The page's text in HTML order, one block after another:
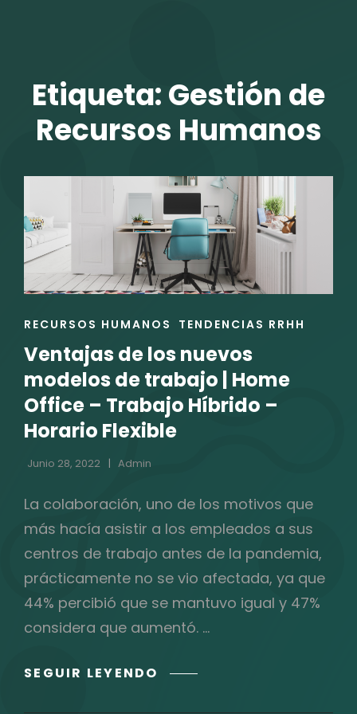
Etiqueta:Gestión de
Recursos Humanos
ENLACES
LAS
CATEGORÍAS
RECURSOS HUMANOS TENDENCIAS RRHH
Ventajas de los nuevos
modelos de trabajo | Home
Office – Trabajo Híbrido –
Horario Flexible
Junio 28, 2022 Admin
La colaboración, uno de los motivos que
más hacía asistir a los empleados a sus
centros de trabajo antes de la pandemia,
prácticamente no se vio afectada, ya que
44% percibió que se mantuvo igual y 47%
considera que aumentó. …
SEGUIR LEYENDO VENTAJAS